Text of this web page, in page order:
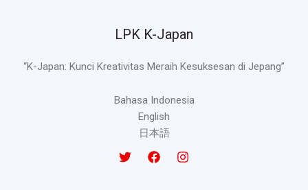
LPK K-Japan
“K-Japan: Kunci Kreativitas Meraih Kesuksesan di Jepang”
Bahasa Indonesia
English
日本語